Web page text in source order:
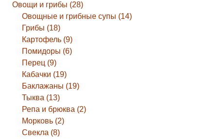
Овощи и грибы (28)
Овощные и грибные супы (14)
Грибы (18)
Картофель (9)
Помидоры (6)
Перец (9)
Кабачки (19)
Баклажаны (19)
Тыква (13)
Репа и брюква (2)
Морковь (2)
Свекла (8)